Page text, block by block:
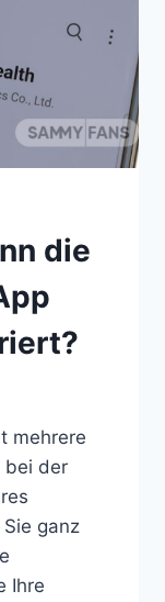
die
mehrere
bei der
ganz
Ihre